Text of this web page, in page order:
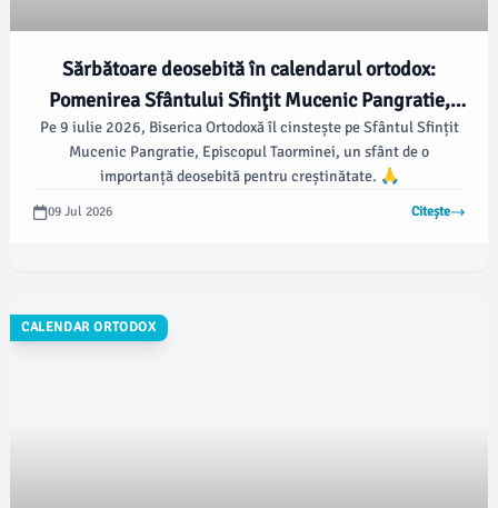
Sărbătoare deosebită în calendarul ortodox:
Pomenirea Sfântului Sfinţit Mucenic Pangratie,
Episcopul Taorminei
Pe 9 iulie 2026, Biserica Ortodoxă îl cinstește pe Sfântul Sfințit
Mucenic Pangratie, Episcopul Taorminei, un sfânt de o
importanță deosebită pentru creștinătate. 🙏
09 Jul 2026 Citește
CALENDAR ORTODOX